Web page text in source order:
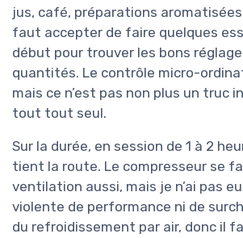
jus, café, préparations
faut accepter de faire quelques
début pour trouver les bons
quantités. Le contrôle micro-
mais ce n’est pas non plus un truc
tout tout seul.
Sur la durée, en session de 1 à 2
tient la route. Le compresseur se
ventilation aussi, mais je n’ai pas
violente de performance ni de
du refroidissement par air, donc il